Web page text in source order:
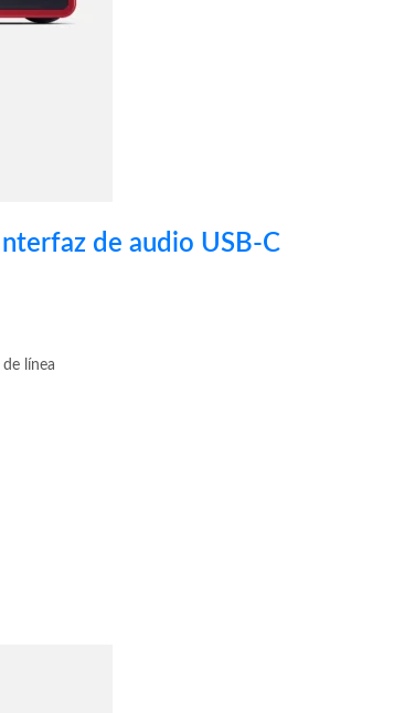
de audio USB-C
línea